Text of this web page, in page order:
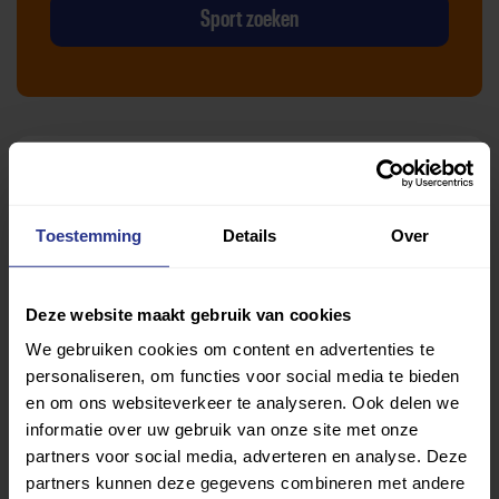
Toestemming Details Over
Deze website maakt gebruik van cookies
We gebruiken cookies om content en advertenties te
personaliseren, om functies voor social media te bieden
en om ons websiteverkeer te analyseren. Ook delen we
informatie over uw gebruik van onze site met onze
partners voor social media, adverteren en analyse. Deze
partners kunnen deze gegevens combineren met andere
Sport zoeken
Ervaringen Gezondheid
Terug naar nieuwsoverzicht
Aanbevolen berichten